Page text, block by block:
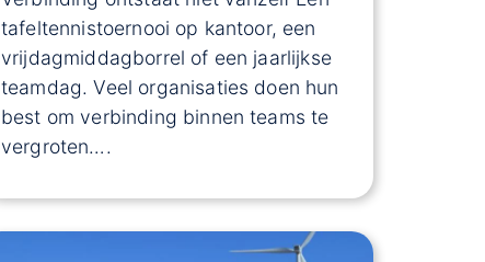
tafeltennistoernooi op kantoor, een
vrijdagmiddagborrel of een jaarlijkse
teamdag. Veel organisaties doen hun
best om verbinding binnen teams te
vergroten….